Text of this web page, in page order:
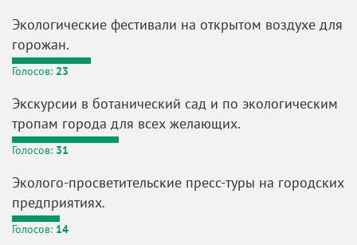
Экологические фестивали на открытом воздухе для
горожан.
Голосов: 23
Экскурсии в ботанический сад и по экологическим
тропам города для всех желающих.
Голосов: 31
Эколого-просветительские пресс-туры на городских
предприятиях.
Голосов: 14